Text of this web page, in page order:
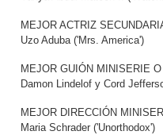
MEJOR ACTRIZ
Uzo Aduba ('Mrs. America')
MEJOR GUIÓN MINISERIE
Damon Lindelof y Cord
MEJOR DIRECCIÓN
Maria Schrader ('Unorthodox')